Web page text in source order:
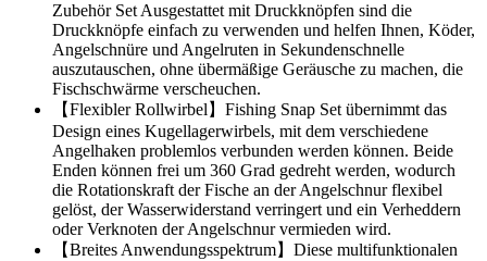
Zubehör Set Ausgestattet mit Druckknöpfen sind die
Druckknöpfe einfach zu verwenden und helfen Ihnen, Köder,
Angelschnüre und Angelruten in Sekundenschnelle
auszutauschen, ohne übermäßige Geräusche zu machen, die
Fischschwärme verscheuchen.
【Flexibler Rollwirbel】Fishing Snap Set übernimmt das
Design eines Kugellagerwirbels, mit dem verschiedene
Angelhaken problemlos verbunden werden können. Beide
Enden können frei um 360 Grad gedreht werden, wodurch
die Rotationskraft der Fische an der Angelschnur flexibel
gelöst, der Wasserwiderstand verringert und ein Verheddern
oder Verknoten der Angelschnur vermieden wird.
【Breites Anwendungsspektrum】Diese multifunktionalen